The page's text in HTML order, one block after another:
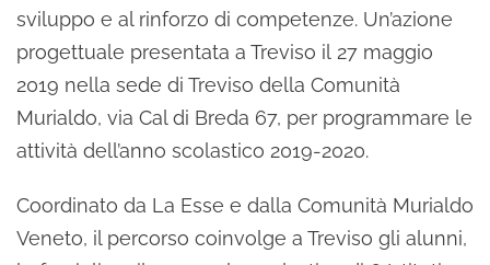
sviluppo e al rinforzo di competenze. Un’azione
progettuale presentata a Treviso il 27 maggio
2019 nella sede di Treviso della Comunità
Murialdo, via Cal di Breda 67, per programmare le
attività dell’anno scolastico 2019-2020.
Coordinato da La Esse e dalla Comunità Murialdo
Veneto, il percorso coinvolge a Treviso gli alunni,